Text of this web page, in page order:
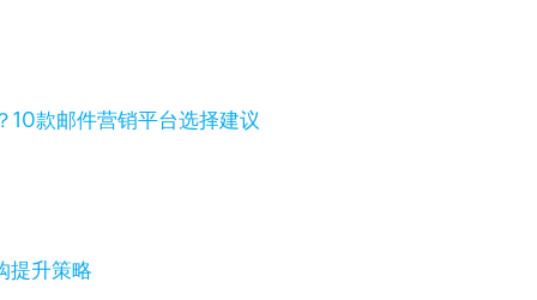
10款邮件营销平台选择建议
提升策略